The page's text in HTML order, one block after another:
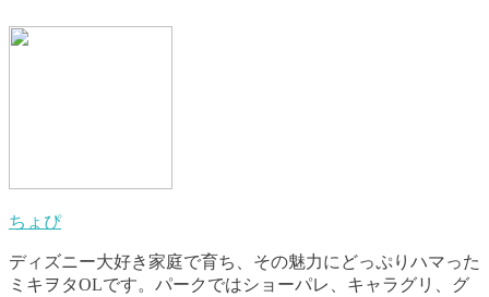
ちょぴ
ディズニー大好き家庭で育ち、その魅力にどっぷりハマった
ミキヲタOLです。パークではショーパレ、キャラグリ、グ